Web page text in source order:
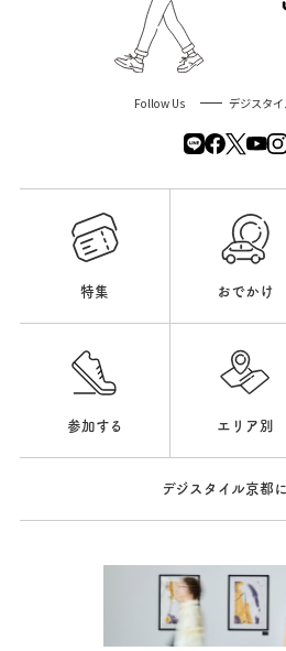
Follow Us デジスタ
特集 おでかけ
参加する エリア別
デジスタイル京都